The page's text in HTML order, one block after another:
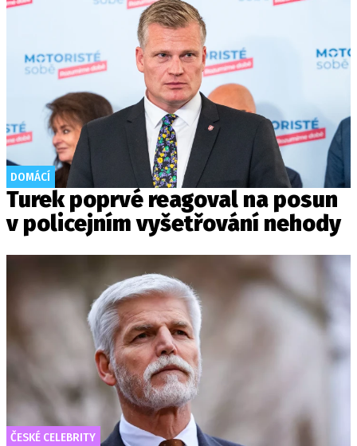
DOMÁCÍ
Turek poprvé reagoval na posun
v policejním vyšetřování nehody
ČESKÉ CELEBRITY